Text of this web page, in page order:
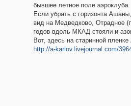
бывшее летное поле аэроклуба.
Если убрать с горизонта
вид на Медведково, Отрадное
годов вдоль МКАД стояли и
Вот, здесь на старинной
http://a-karlov.livejournal.com/